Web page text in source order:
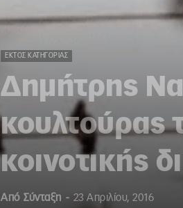
ΕΚΤΌΣ ΚΑΤΗΓΟΡΊΑΣ
Δημήτρης
κουλτούρας
κοινοτικής
Από Σύνταξη - 23 Απριλίου, 2016